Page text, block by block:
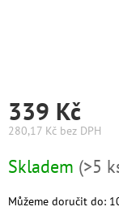
Olaplex
Pomůcky
O
339 Kč
280,17 Kč bez DPH
cena:
Skladem (>5
Můžeme doručit do: